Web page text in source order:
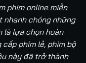
phim online miễn
nhanh chóng những
là lựa chọn hoàn
cấp phim lẻ, phim bộ
này đã trở thành